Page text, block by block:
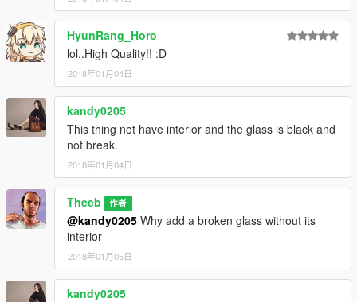
HyunRang_Horo
lol..High Quality!! :D
2018年01月04日
kandy0205
This thing not have interior and the glass is black and
not break.
2018年01月04日
Theeb 作者
@kandy0205 Why add a broken glass without its
interior
2018年01月05日
kandy0205